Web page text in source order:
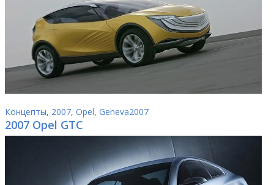
Концепты, 2007, Opel, Geneva2007
2007 Opel GTC